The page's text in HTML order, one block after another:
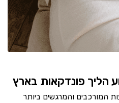
הליך פונדקאות בארץ
המורכבים והמרגשים ביותר